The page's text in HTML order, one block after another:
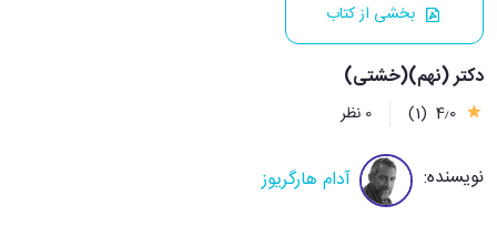
بخشی از کتاب
دکتر (نهم)(خشتی)
4٫0 (1) 0 نظر
نویسنده: آدام هارگریوز